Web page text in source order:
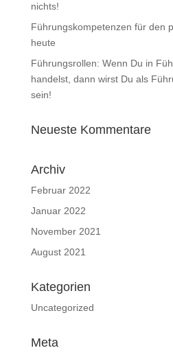
nichts!
Führungskompetenzen für den
heute
Führungsrollen: Wenn Du in
handelst, dann wirst Du als
sein!
Neueste Kommentare
Archiv
Februar 2022
Januar 2022
November 2021
August 2021
Kategorien
Uncategorized
Meta